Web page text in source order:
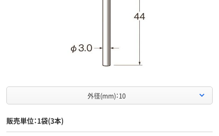
外径(mm)：10
販売単位：1袋(3本)